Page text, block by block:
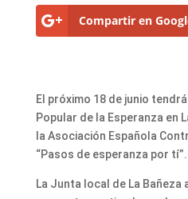
Compartir en
El próximo 18 de junio
Popular de la Esperanza en
la Asociación Española
“Pasos de esperanza por tí”.
La Junta local de La Bañeza